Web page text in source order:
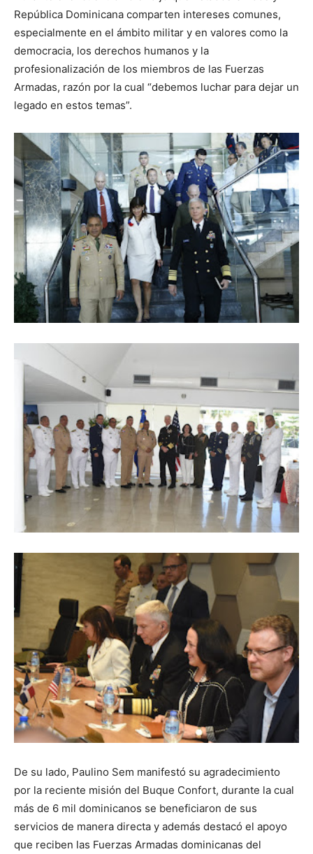
República Dominicana comparten intereses comunes,
especialmente en el ámbito militar y en valores como la
democracia, los derechos humanos y la
profesionalización de los miembros de las Fuerzas
Armadas, razón por la cual “debemos luchar para dejar un
legado en estos temas”.
De su lado, Paulino Sem manifestó su agradecimiento
por la reciente misión del Buque Confort, durante la cual
más de 6 mil dominicanos se beneficiaron de sus
servicios de manera directa y además destacó el apoyo
que reciben las Fuerzas Armadas dominicanas del